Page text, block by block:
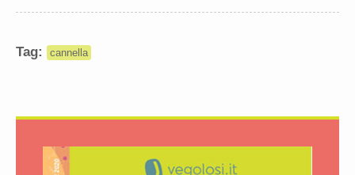
Tag: cannella